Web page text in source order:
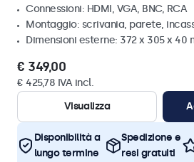
Connessioni: HDMI, VGA, BNC, RCA
Montaggio: scrivania, parete,
Dimensioni esterne: 372 x 305 x 40
€ 349,00
€ 425,78 IVA incl.
Visualizza
Disponibilità a
lungo termine
Spedizione e
resi gratuiti